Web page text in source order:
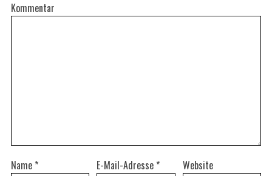
Kommentar
Name * E-Mail-Adresse * Website